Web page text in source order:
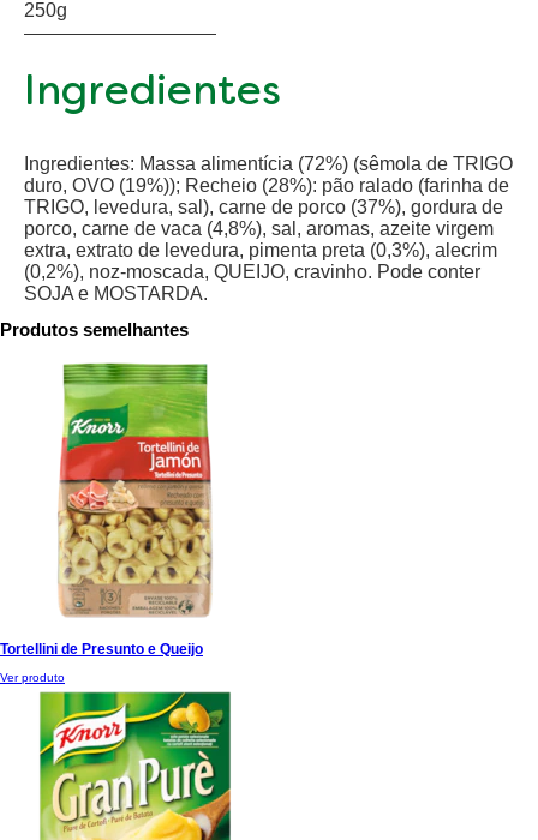
250g
Ingredientes
Ingredientes: Massa alimentícia (72%) (sêmola de TRIGO
duro, OVO (19%)); Recheio (28%): pão ralado (farinha de
TRIGO, levedura, sal), carne de porco (37%), gordura de
porco, carne de vaca (4,8%), sal, aromas, azeite virgem
extra, extrato de levedura, pimenta preta (0,3%), alecrim
(0,2%), noz-moscada, QUEIJO, cravinho. Pode conter
SOJA e MOSTARDA.
Produtos semelhantes
Tortellini de Presunto e Queijo
Ver produto